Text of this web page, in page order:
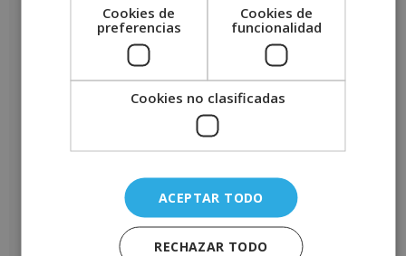
Tu puntuación*
Nombre*
Correo electrónico
Cookies de
preferencias
Cookies de
funcionalidad
Cookies no clasificadas
ACEPTAR TODO
RECHAZAR TODO